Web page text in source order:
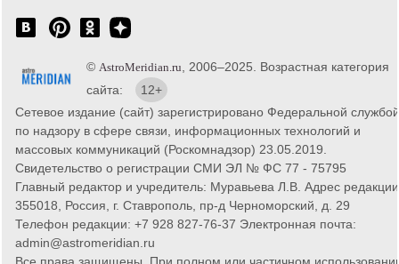
© AstroMeridian.ru , 2006–2025. Возрастная категория
сайта:
12+
Сетевое издание (сайт) зарегистрировано Федеральной службой
по надзору в сфере связи, информационных технологий и
массовых коммуникаций (Роскомнадзор) 23.05.2019.
Свидетельство о регистрации СМИ ЭЛ № ФС 77 - 75795
Главный редактор и учредитель: Муравьева Л.В. Адрес
355018, Россия, г. Ставрополь, пр-д Черноморский, д. 29
Телефон редакции: +7 928 827-76-37 Электронная почта:
admin@astromeridian.ru
Все права защищены. При полном или частичном